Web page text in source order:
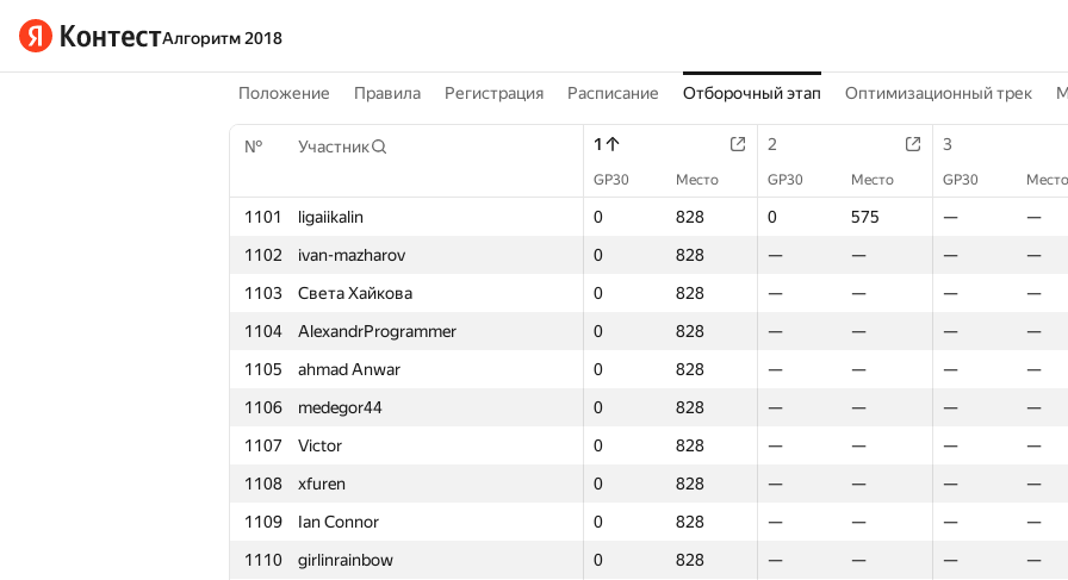
Алгоритм 2018
Положение Правила Регистрация Расписание Отборочный этап Оптимизационный трек
№ Участник 1 2 3
GP30 Место GP30 Место GP30 Место
1101 ligaiikalin 0 828 0 575 —
—
1102
ivan-mazharov 0 828 — — —
—
1103
Света Хайкова 0 828 — — —
—
1104
AlexandrProgrammer 0 828 — — —
—
1105
ahmad Anwar 0 828 — — —
—
1106
medegor44 0 828 — — —
—
1107
Victor 0 828 — — —
—
1108
xfuren 0 828 — — —
—
1109
Ian Connor 0 828 — — —
—
1110
girlinrainbow 0 828 — — —
—